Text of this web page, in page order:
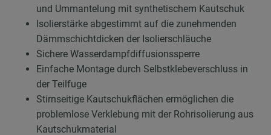
und Ummantelung mit synthetischem Kautschuk
Isolierstärke abgestimmt auf die zunehmenden
Dämmschichtdicken der Isolierschläuche
Sichere Wasserdampfdiffusionssperre
Einfache Montage durch Selbstklebeverschluss in
der Teilfuge
Stirnseitige Kautschukflächen ermöglichen die
problemlose Verklebung mit der Rohrisolierung aus
Kautschukmaterial